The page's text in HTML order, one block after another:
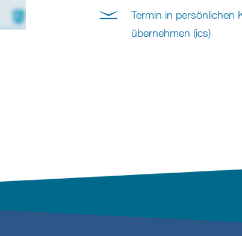
Termin in persönlichen
übernehmen (ics)